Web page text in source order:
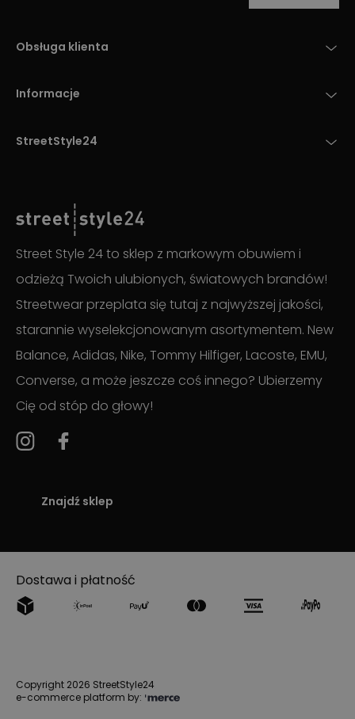
Obsługa klienta
Informacje
StreetStyle24
Street Style 24 to sklep z markowym obuwiem i
odzieżą Twoich ulubionych, światowych brandów!
Streetwear przeplata się tutaj z najwyższej jakości,
starannie wyselekcjonowanym asortymentem. New
Balance, Adidas, Nike, Tommy Hilfiger, Lacoste, EMU,
Converse, a może jeszcze coś innego? Ubierzemy
Cię od stóp do głowy!
Znajdź sklep
Dostawa i płatność
Copyright 2026 StreetStyle24
e-commerce platform by: